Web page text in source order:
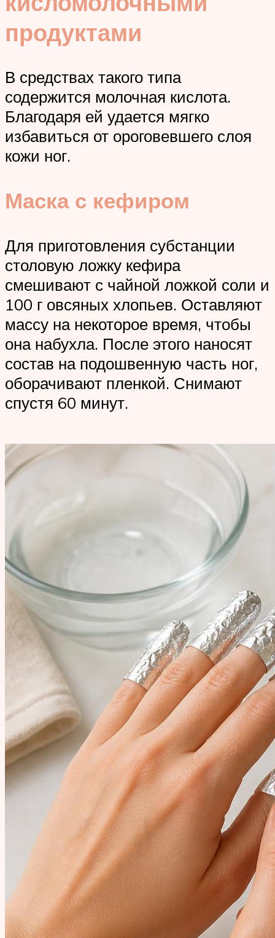
продуктами
В средствах такого типа
содержится молочная кислота.
Благодаря ей удается мягко
избавиться от ороговевшего слоя
кожи ног.
Маска с кефиром
Для приготовления субстанции
столовую ложку кефира
смешивают с чайной ложкой соли и
100 г овсяных хлопьев. Оставляют
массу на некоторое время, чтобы
она набухла. После этого наносят
состав на подошвенную часть ног,
оборачивают пленкой. Снимают
спустя 60 минут.